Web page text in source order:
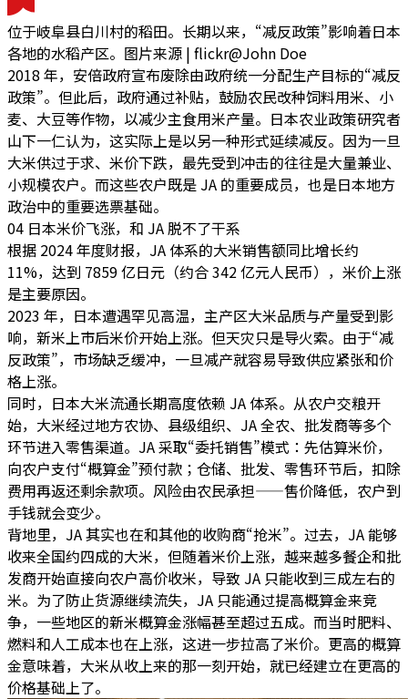
位于岐阜县白川村的稻田。长期以来，“减反政策”影响着日本
各地的水稻产区。图片来源 | flickr@John Doe
2018 年，安倍政府宣布废除由政府统一分配生产目标的“减反
政策”。但此后，政府通过补贴，鼓励农民改种饲料用米、小
麦、大豆等作物，以减少主食用米产量。日本农业政策研究者
山下一仁认为，这实际上是以另一种形式延续减反。因为一旦
大米供过于求、米价下跌，最先受到冲击的往往是大量兼业、
小规模农户。而这些农户既是 JA 的重要成员，也是日本地方
政治中的重要选票基础。
04 日本米价飞涨，和 JA 脱不了干系
根据 2024 年度财报，JA 体系的大米销售额同比增长约
11%，达到 7859 亿日元（约合 342 亿元人民币），米价上涨
是主要原因。
2023 年，日本遭遇罕见高温，主产区大米品质与产量受到影
响，新米上市后米价开始上涨。但天灾只是导火索。由于“减
反政策”，市场缺乏缓冲，一旦减产就容易导致供应紧张和价
格上涨。
同时，日本大米流通长期高度依赖 JA 体系。从农户交粮开
始，大米经过地方农协、县级组织、JA 全农、批发商等多个
环节进入零售渠道。 JA 采取“委托销售”模式：先估算米价，
向农户支付“概算金”预付款 ；仓储、批发、零售环节后，扣除
费用再返还剩余款项。风险由农民承担——售价降低，农户到
手钱就会变少。
背地里，JA 其实也在和其他的收购商“抢米”。过去，JA 能够
收来全国约四成的大米，但随着米价上涨，越来越多餐企和批
发商开始直接向农户高价收米，导致 JA 只能收到三成左右的
米。为了防止货源继续流失，JA 只能通过提高概算金来竞
争，一些地区的新米概算金涨幅甚至超过五成。而当时肥料、
燃料和人工成本也在上涨，这进一步拉高了米价。 更高的概算
金意味着，大米从收上来的那一刻开始，就已经建立在更高的
价格基础上了。